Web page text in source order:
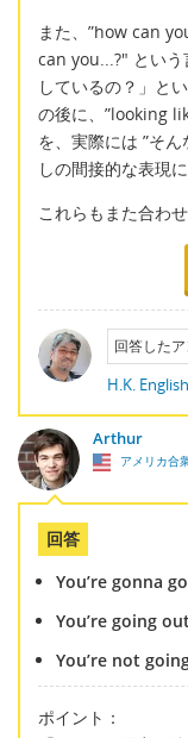
また、”how can
can you...?" という
しているの？」と
の後に、”looking
を、実際には ”そ
しの間接的な表現に
これらもまた合わ
回答した
H.K. English
Arthur
アメリカ合
回答
You’re gonna
You’re going
You’re not
ポイント：